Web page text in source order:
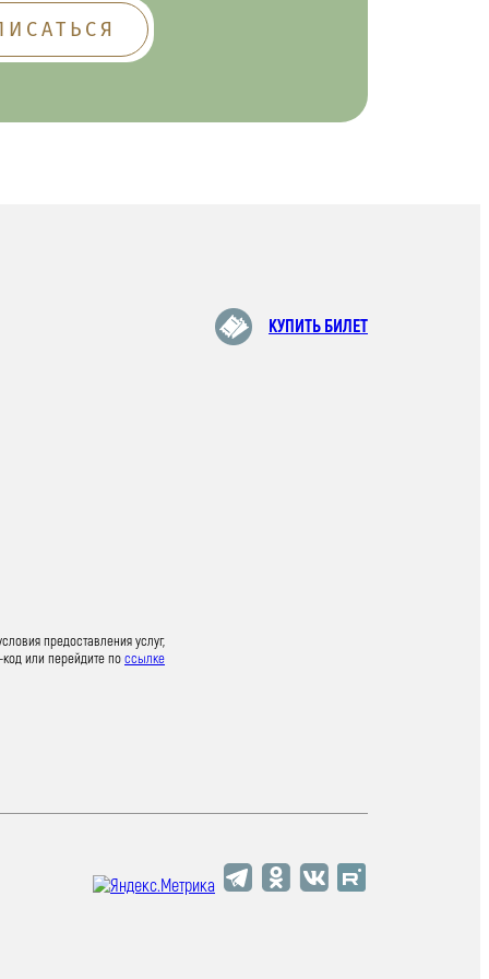
КУПИТЬ БИЛЕТ
предоставления услуг,
код или перейдите поссылке